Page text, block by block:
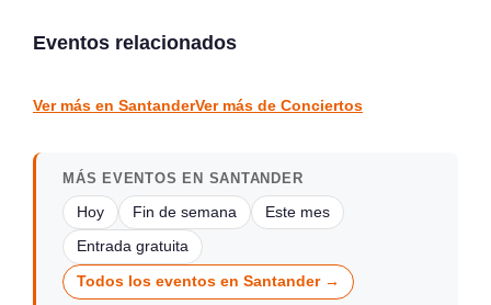
Eventos relacionados
Santander
Ver más en SantanderVer más de Conciertos
MÁS EVENTOS EN SANTANDER
Hoy Fin de semana Este mes
Entrada gratuita
Todos los eventos en Santander →